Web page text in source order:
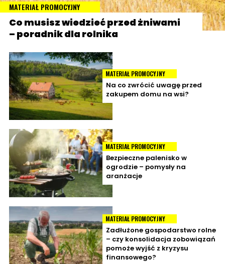
MATERIAŁ PROMOCYJNY
Co musisz wiedzieć przed żniwami
– poradnik dla rolnika
MATERIAŁ PROMOCYJNY
Na co zwrócić uwagę przed
zakupem domu na wsi?
MATERIAŁ PROMOCYJNY
Bezpieczne palenisko w
ogrodzie – pomysły na
aranżacje
MATERIAŁ PROMOCYJNY
Zadłużone gospodarstwo rolne
– czy konsolidacja zobowiązań
pomoże wyjść z kryzysu
finansowego?